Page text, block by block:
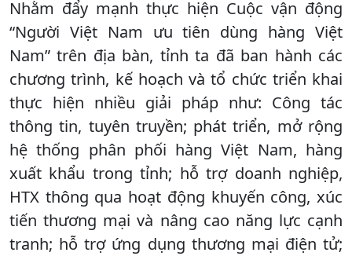
Nhằm đẩy mạnh thực hiện Cuộc vận động
“Người Việt Nam ưu tiên dùng hàng Việt
Nam” trên địa bàn, tỉnh ta đã ban hành các
chương trình, kế hoạch và tổ chức triển khai
thực hiện nhiều giải pháp như: Công tác
thông tin, tuyên truyền; phát triển, mở rộng
hệ thống phân phối hàng Việt Nam, hàng
xuất khẩu trong tỉnh; hỗ trợ doanh nghiệp,
HTX thông qua hoạt động khuyến công, xúc
tiến thương mại và nâng cao năng lực cạnh
tranh; hỗ trợ ứng dụng thương mại điện tử;